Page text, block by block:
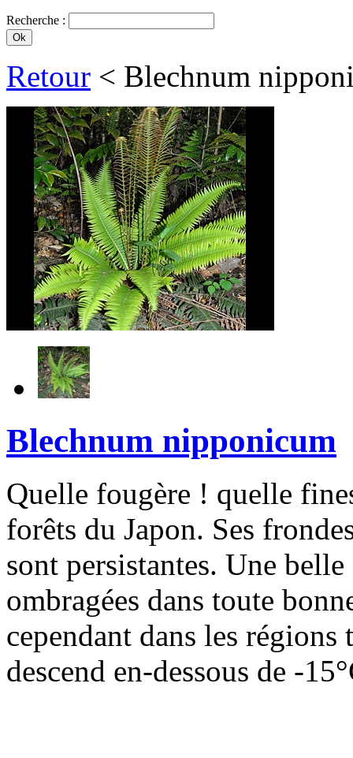
Recherche :
Retour < Blechnum
Blechnum nipponicum
Quelle fougère ! quelle
forêts du Japon. Ses
sont persistantes. Une
ombragées dans toute
cependant dans les
descend en-dessous de -